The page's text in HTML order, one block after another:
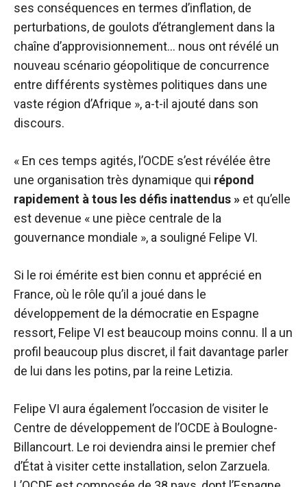
ses conséquences en termes d’inflation, de
perturbations, de goulots d’étranglement dans la
chaîne d’approvisionnement… nous ont révélé un
nouveau scénario géopolitique de concurrence
entre différents systèmes politiques dans une
vaste région d’Afrique », a-t-il ajouté dans son
discours.
« En ces temps agités, l’OCDE s’est révélée être
une organisation très dynamique qui répond
rapidement à tous les défis inattendus » et qu’elle
est devenue « une pièce centrale de la
gouvernance mondiale », a souligné Felipe VI.
Si le roi émérite est bien connu et apprécié en
France, où le rôle qu’il a joué dans le
développement de la démocratie en Espagne
ressort, Felipe VI est beaucoup moins connu. Il a un
profil beaucoup plus discret, il fait davantage parler
de lui dans les potins, par la reine Letizia.
Felipe VI aura également l’occasion de visiter le
Centre de développement de l’OCDE à Boulogne-
Billancourt. Le roi deviendra ainsi le premier chef
d’État à visiter cette installation, selon Zarzuela.